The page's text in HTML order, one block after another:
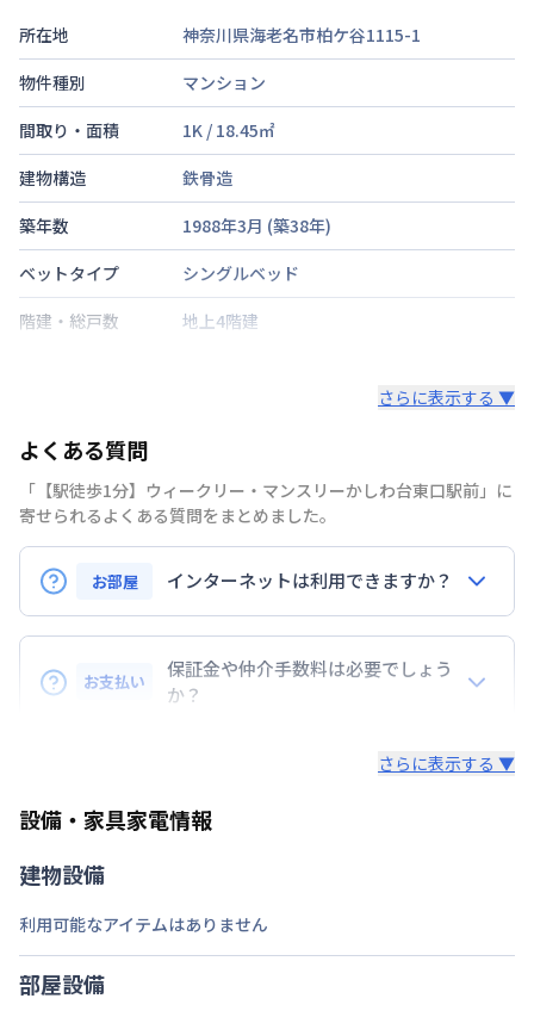
所在地
神奈川県海老名市柏ケ谷1115-1
物件種別
マンション
間取り・面積
1K / 18.45㎡
建物構造
鉄骨造
築年数
1988年3月 (築38年)
ベットタイプ
シングルベッド
階建・総戸数
地上4階建
禁煙・喫煙
相模鉄道本線 かしわ台駅
次回更新日
情報更新日より14日以内
さらに表示する ▼
よくある質問
「【駅徒歩1分】ウィークリー・マンスリーかしわ台東口駅前」に
寄せられるよくある質問をまとめました。
お部屋 インターネットは利用できますか？
インターネットご利用希望の場合は、レンタルWi-
Fi（別途有料）をご案内しております。
【速度制限について】
日18時～深夜1時まで速度が低速化いたします。
お支払い
保証金や仲介手数料は必要でしょう
か？
さらに表示する ▼
設備・家具家電情報
建物設備
利用可能なアイテムはありません
部屋設備